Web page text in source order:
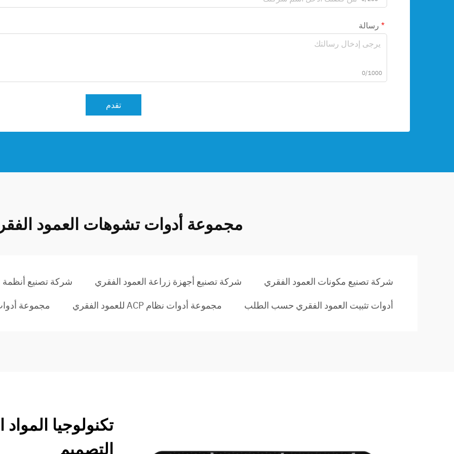
رسالة
0/1000
تقدم
مجموعة أدوات تشوهات العمود
شركة تصنيع مكونات العمود الفقري شركة تصنيع أجهزة زراعة العمود الفقري شركة تصنيع أنظمة
أدوات تثبيت العمود الفقري حسب الطلب مجموعة أدوات نظام ACP للعمود الفقري مجموعة
تكنولوجيا
التصميم